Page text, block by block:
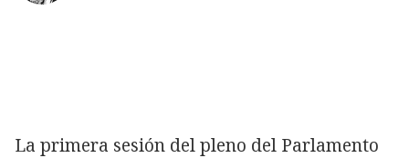
La primera sesión del pleno del Parlamento